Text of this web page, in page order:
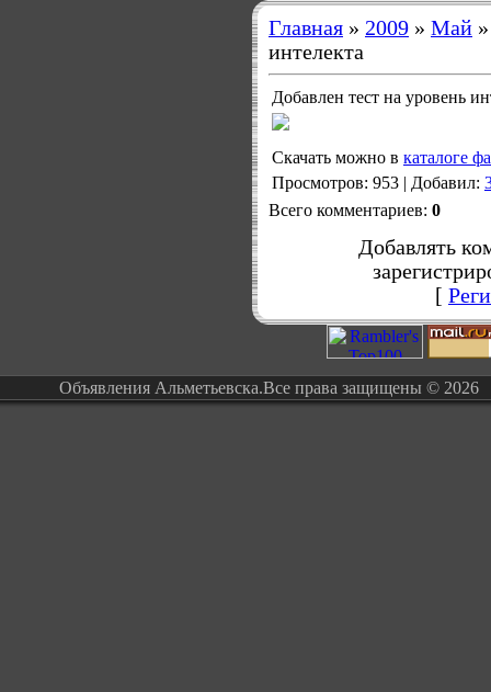
Главная » 2009 » Май »
интелекта
Добавлен тест на уровень
Скачать можно в каталоге
Просмотров: 953 | Добавил:
Всего комментариев: 0
Добавлять
[
Объявления Альметьевска.Все права защищены © 2026